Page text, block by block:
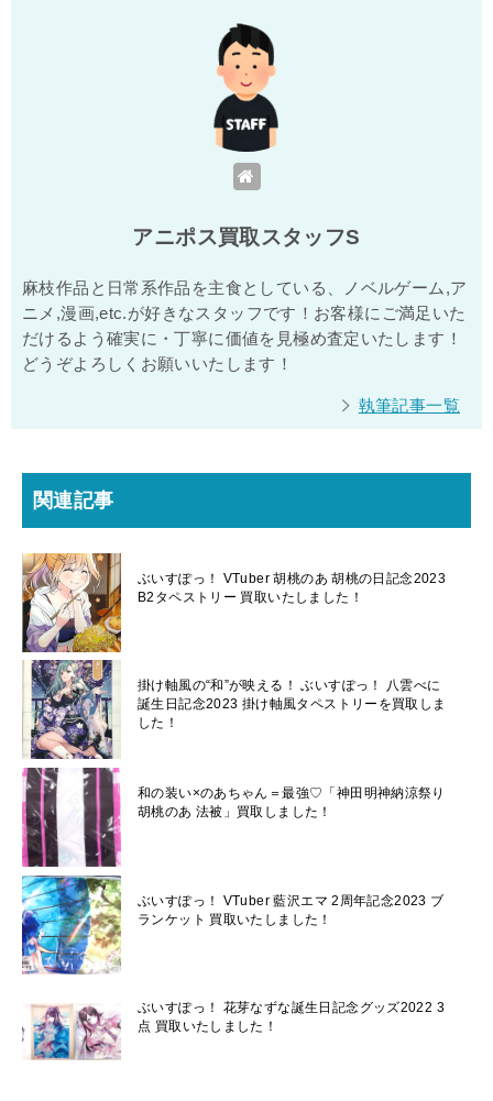
アニポス買取スタッフS
麻枝作品と日常系作品を主食としている、ノベルゲーム,ア
ニメ,漫画,etc.が好きなスタッフです！お客様にご満足いた
だけるよう確実に・丁寧に価値を見極め査定いたします！
どうぞよろしくお願いいたします！
執筆記事一覧
関連記事
ぶいすぽっ！ VTuber 胡桃のあ 胡桃の日記念2023
B2タペストリー 買取いたしました！
掛け軸風の“和”が映える！ ぶいすぽっ！ 八雲べに
誕生日記念2023 掛け軸風タペストリーを買取しま
した！
和の装い×のあちゃん＝最強♡「神田明神納涼祭り
胡桃のあ 法被」買取しました！
ぶいすぽっ！ VTuber 藍沢エマ 2周年記念2023 ブ
ランケット 買取いたしました！
ぶいすぽっ！ 花芽なずな誕生日記念グッズ2022 3
点 買取いたしました！